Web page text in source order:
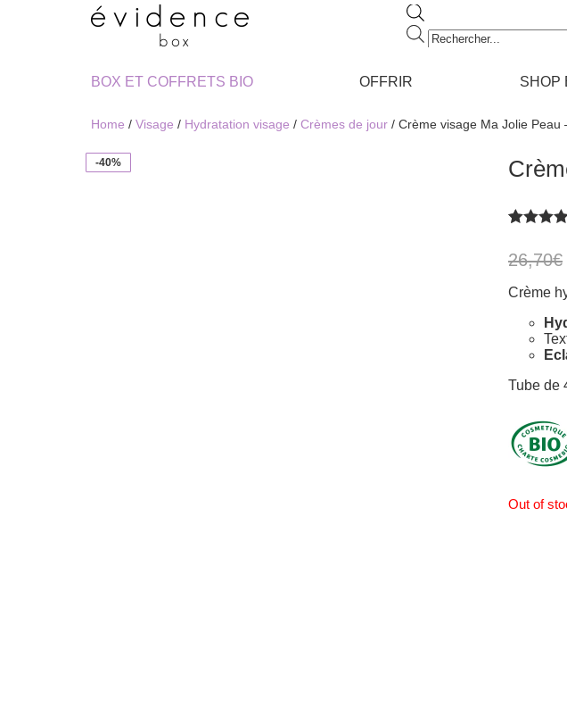
Recherche
de
BOX ET COFFRETS BIO
OFFRIR SHOP
Home / Visage / Hydratation visage / Crèmes de jour / Crème visage Ma Jolie Peau
-40%
out of 5
based on
ratings
26,70€
Crème
Tube de
Out of